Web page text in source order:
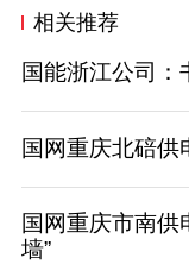
相关推荐
国能浙江公司：
国网重庆北碚供
国网重庆市南供
墙”